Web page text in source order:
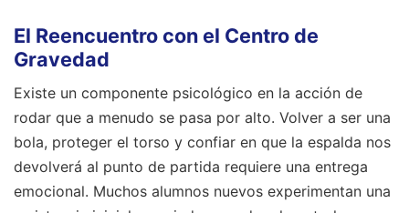
El Reencuentro con el Centro de
Gravedad
Existe un componente psicológico en la acción de
rodar que a menudo se pasa por alto. Volver a ser una
bola, proteger el torso y confiar en que la espalda nos
devolverá al punto de partida requiere una entrega
emocional. Muchos alumnos nuevos experimentan una